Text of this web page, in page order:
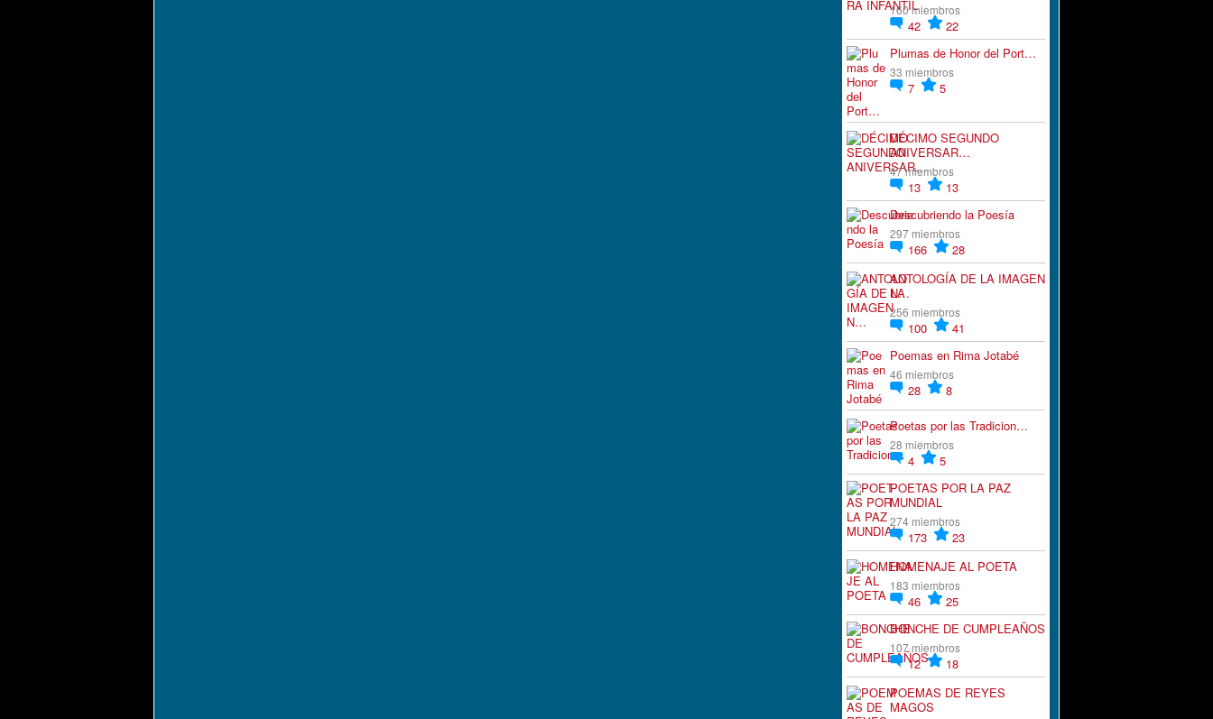
160 miembros
42
22
Plumas de Honor del Port…
33 miembros
7 5
DÉCIMO SEGUNDO
ANIVERSAR…
47 miembros
13
13
Descubriendo la Poesía
297 miembros
166
28
ANTOLOGÍA DE LA IMAGEN
N…
256 miembros
100
41
Poemas en Rima Jotabé
46 miembros
28 8
Poetas por las Tradicion…
28 miembros
4
5
POETAS POR LA PAZ
MUNDIAL
274 miembros
173
23
HOMENAJE AL POETA
183 miembros
46
25
BONCHE DE CUMPLEAÑOS
107 miembros
12
18
POEMAS DE REYES
MAGOS